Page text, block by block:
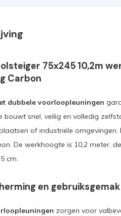
75x245 10,2m
Carbon
dubbele voorloopleuningen
bouwt snel, veilig en volledig
of industriële omgevingen.
De werkhoogte is 10,2 meter,
cm.
en gebruiksgemak
zorgen voor